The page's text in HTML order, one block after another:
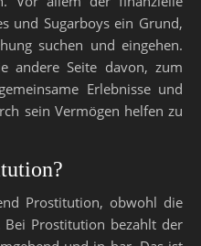
und Sugarboys ein Grund,
suchen und eingehen.
andere Seite davon, zum
Erlebnisse und
sein Vermögen helfen zu
Prostitution, obwohl die
Prostitution bezahlt der